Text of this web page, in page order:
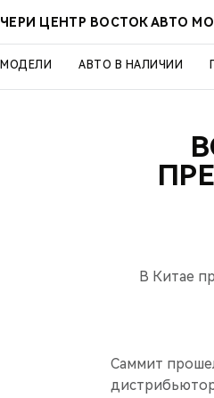
ЧЕРИ ЦЕНТР ВОСТОК АВТО
МОДЕЛИ АВТО В НАЛИЧИИ
В Китае
Саммит